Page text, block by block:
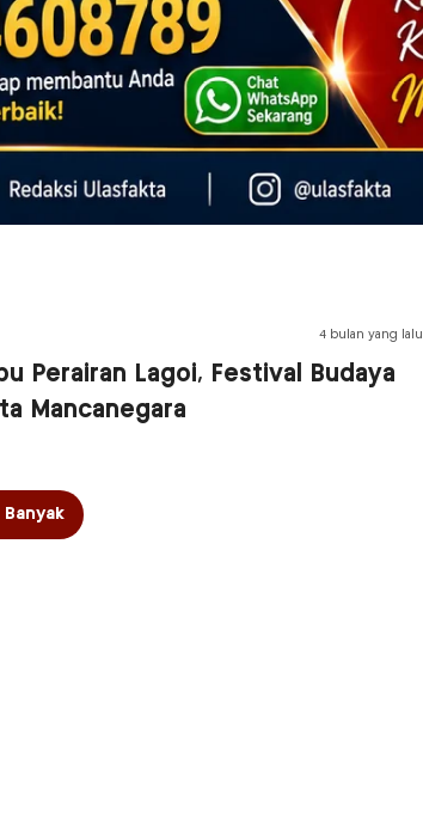
4 bulan yang lalu
Perairan Lagoi, Festival Budaya
Mancanegara
Banyak